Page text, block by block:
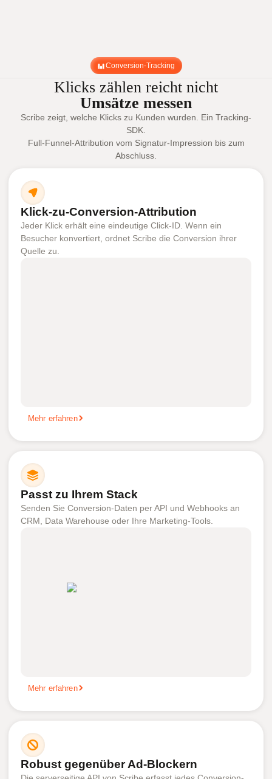
Conversion-Tracking
Klicks zählen reicht nicht
Umsätze messen
Scribe zeigt, welche Klicks zu Kunden wurden. Ein Tracking-
SDK.
Full-Funnel-Attribution vom Signatur-Impression bis zum
Abschluss.
Klick-zu-Conversion-Attribution
Jeder Klick erhält eine eindeutige Click-ID. Wenn ein
Besucher konvertiert, ordnet Scribe die Conversion ihrer
Quelle zu.
Mehr erfahren
Passt zu Ihrem Stack
Senden Sie Conversion-Daten per API und Webhooks an
CRM, Data Warehouse oder Ihre Marketing-Tools.
Mehr erfahren
Robust gegenüber Ad-Blockern